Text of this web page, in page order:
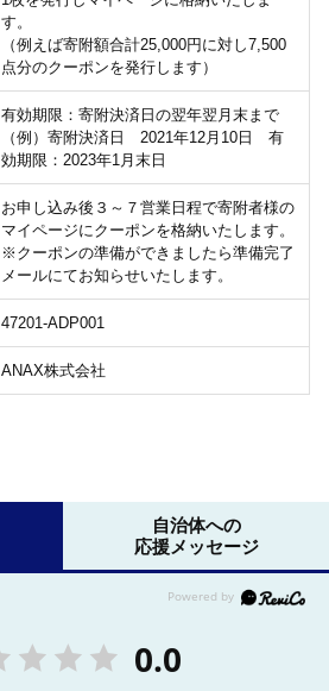
す。
（例えば寄附額合計25,000円に対し7,500
点分のクーポンを発行します）
有効期限：寄附決済日の翌年翌月末まで
（例）寄附決済日 2021年12月10日 有
効期限：2023年1月末日
お申し込み後３～７営業日程で寄附者様の
マイページにクーポンを格納いたします。
※クーポンの準備ができましたら準備完了
メールにてお知らせいたします。
47201-ADP001
ANAX株式会社
自治体への
応援メッセージ
0.0